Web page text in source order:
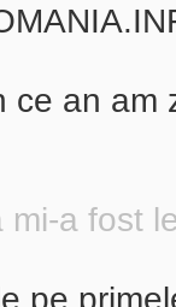
ce an
mi-a fost
pe